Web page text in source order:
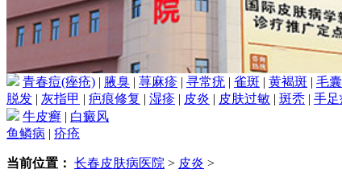
青春痘(痤疮) 腋臭 荨麻疹 寻常疣 雀斑 黄褐斑 毛
脱发
灰指甲 疤痕修复 湿疹 皮炎 皮肤过敏 斑秃 手足
牛皮癣
白癜风
鱼鳞病
疥疮
当前位置： 长春皮肤病医院 > 皮炎 >